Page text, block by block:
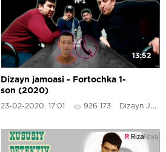
13:52
Dizayn jamoasi - Fortochka 1-
son (2020)
23-02-2020, 17:01 926 173 Dizayn Jamoasi